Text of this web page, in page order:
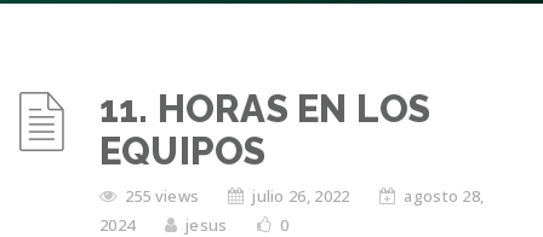
11. HORAS EN LOS
EQUIPOS
255 views julio 26, 2022
agosto 28,
2024
jesus 0